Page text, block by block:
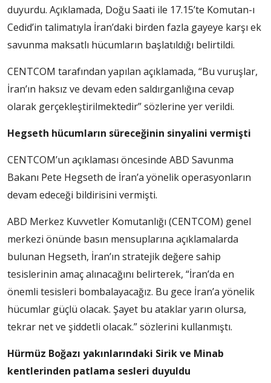
duyurdu. Açıklamada, Doğu Saati ile 17.15’te Komutan-ı
Cedid’in talimatıyla İran’daki birden fazla gayeye karşı ek
savunma maksatlı hücumların başlatıldığı belirtildi.
CENTCOM tarafından yapılan açıklamada, “Bu vuruşlar,
İran’ın haksız ve devam eden saldırganlığına cevap
olarak gerçekleştirilmektedir” sözlerine yer verildi.
Hegseth hücumların süreceğinin sinyalini vermişti
CENTCOM’un açıklaması öncesinde ABD Savunma
Bakanı Pete Hegseth de İran’a yönelik operasyonların
devam edeceği bildirisini vermişti.
ABD Merkez Kuvvetler Komutanlığı (CENTCOM) genel
merkezi önünde basın mensuplarına açıklamalarda
bulunan Hegseth, İran’ın stratejik değere sahip
tesislerinin amaç alınacağını belirterek, “İran’da en
önemli tesisleri bombalayacağız. Bu gece İran’a yönelik
hücumlar güçlü olacak. Şayet bu ataklar yarın olursa,
tekrar net ve şiddetli olacak.” sözlerini kullanmıştı.
Hürmüz Boğazı yakınlarındaki Sirik ve Minab
kentlerinden patlama sesleri duyuldu